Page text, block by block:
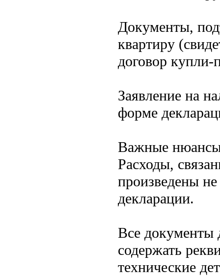
Документы,
квартиру
договор
Заявление на
форме
Важные
Расходы,
произведены
декларации.
Все
содержать
технические